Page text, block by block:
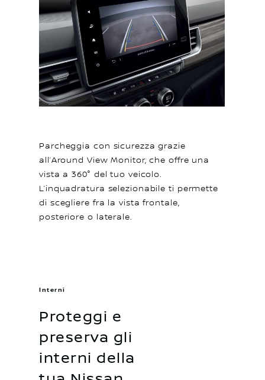
Parcheggia con sicurezza grazie
all’Around View Monitor, che offre una
vista a 360° del tuo veicolo.
L’inquadratura selezionabile ti permette
di scegliere fra la vista frontale,
posteriore o laterale.
Proteggi e
preserva gli
interni della
Interni